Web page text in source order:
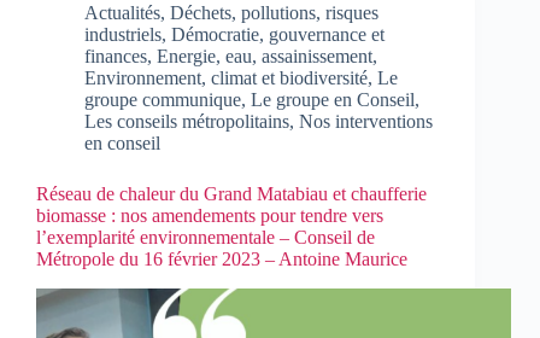
Actualités, Déchets, pollutions, risques
industriels, Démocratie, gouvernance et
finances, Energie, eau, assainissement,
Environnement, climat et biodiversité, Le
groupe communique, Le groupe en Conseil,
Les conseils métropolitains, Nos interventions
en conseil
Réseau de chaleur du Grand Matabiau et chaufferie
biomasse : nos amendements pour tendre vers
l’exemplarité environnementale – Conseil de
Métropole du 16 février 2023 – Antoine Maurice